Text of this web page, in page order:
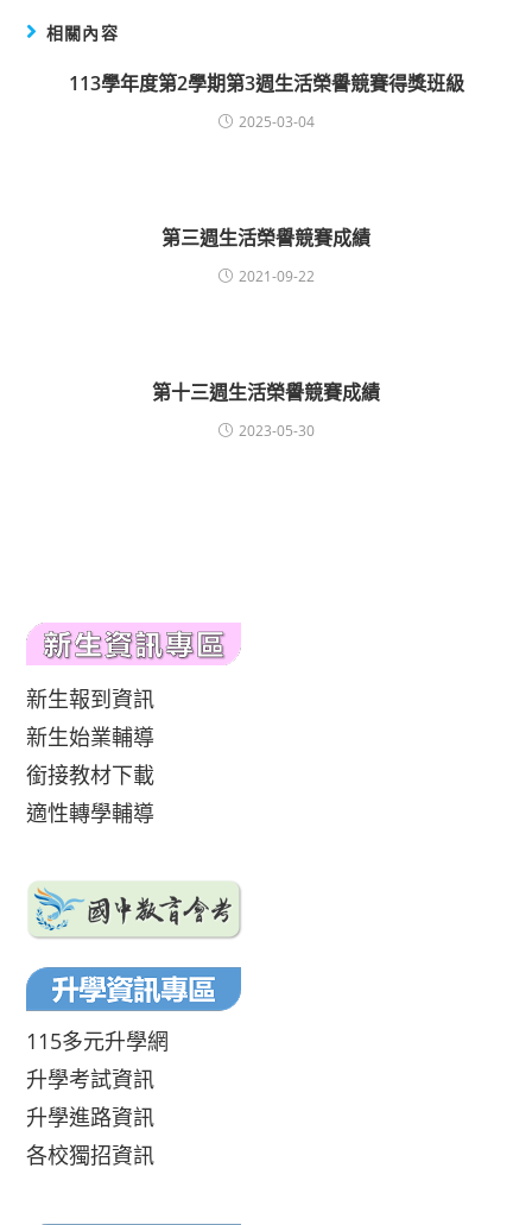
相關內容
113學年度第2學期第3週生活榮譽競賽得獎班級
2025-03-04
第三週生活榮譽競賽成績
2021-09-22
第十三週生活榮譽競賽成績
2023-05-30
新生報到資訊
新生始業輔導
銜接教材下載
適性轉學輔導
115多元升學網
升學考試資訊
升學進路資訊
各校獨招資訊